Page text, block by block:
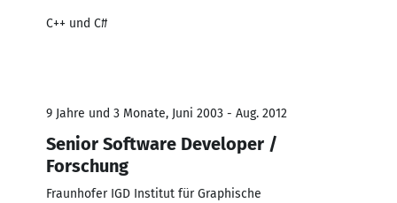
C++ und C#
9 Jahre und 3 Monate, Juni 2003 - Aug. 2012
Senior Software Developer /
Forschung
Fraunhofer IGD Institut für Graphische